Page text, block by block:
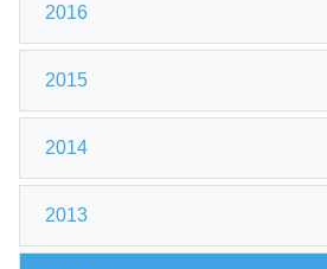
2016
2015
2014
2013